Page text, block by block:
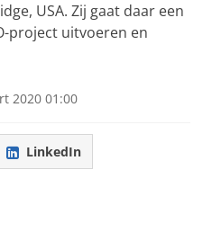
USA. Zij gaat daar een
project uitvoeren en
2020 01:00
LinkedIn